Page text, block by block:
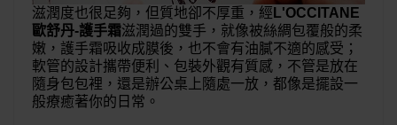
滋潤度也很足夠，但質地卻不厚重，經 L'OCCITANE
歐舒丹-護手霜滋潤過的雙手，就像被絲綢包覆般的柔
嫩，護手霜吸收成膜後，也不會有油膩不適的感受；
軟管的設計攜帶便利、包裝外觀有質感，不管是放在
隨身包包裡，還是辦公桌上隨處一放，都像是擺設一
般療癒著你的日常。